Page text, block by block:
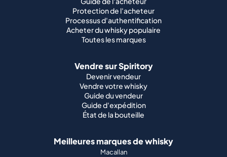
Protection de l'acheteur
Processus d'authentification
Acheter du whisky populaire
Toutes les marques
Vendre sur Spiritory
Devenir vendeur
Vendre votre whisky
Guide du vendeur
Guide d'expédition
État de la bouteille
Meilleures marques de whisky
Macallan